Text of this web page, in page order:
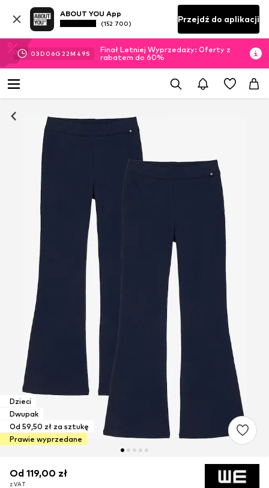
ABOUT YOU App
(152 700) Przejdź do aplikacji
03D 06G 22M 49S
Finał Letniej Wyprzedaży: Oferty z
rabatem do 60%
Dzieci
Dwupak
Od 59,50 zł za sztukę
Prawie wyprzedane
Od 119,00 zł
z VAT
Od 119,00 zł
z VAT